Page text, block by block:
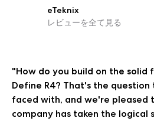
eTeknix
レビューを全て見る
"How do you build on the solid
Define R4? That's the
faced with, and we're pleased
company has taken the logical